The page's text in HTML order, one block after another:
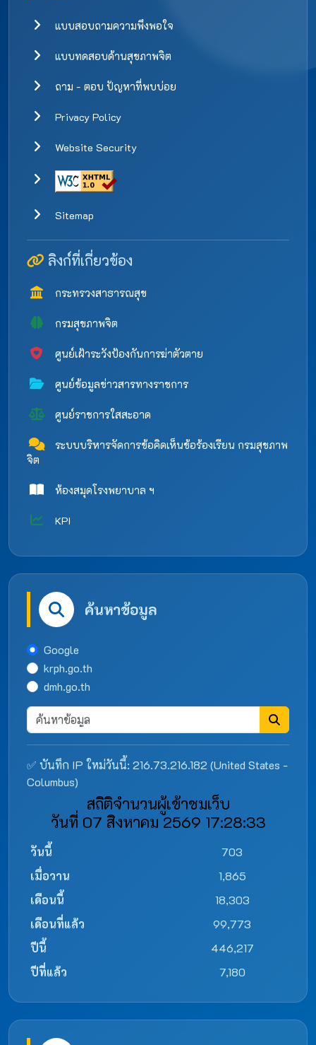
แบบสอบถามความพึงพอใจ
แบบทดสอบด้านสุขภาพจิต
ถาม - ตอบ ปัญหาที่พบบ่อย
Privacy Policy
Website Security
Sitemap
ลิงก์ที่เกี่ยวข้อง
กระทรวงสาธารณสุข
กรมสุขภาพจิต
ศูนย์เฝ้าระวังป้องกันการฆ่าตัวตาย
ศูนย์ข้อมูลข่าวสารทางราชการ
ศูนย์ราชการใสสะอาด
ระบบบริหารจัดการข้อคิดเห็นข้อร้องเรียน กรมสุขภาพ
จิต
ห้องสมุดโรงพยาบาล ฯ
KPI
ค้นหาข้อมูล
Google
krph.go.th
dmh.go.th
✅ บันทึก IP ใหม่วันนี้: 216.73.216.182 (United States -
Columbus)
สถิติจำนวนผู้เข้าชมเว็บ
วันที่ 07 สิงหาคม 2569 17:28:33
วันนี้
703
เมื่อวาน
1,865
เดือนนี้
18,303
เดือนที่แล้ว
99,773
ปีนี้
446,217
ปีที่แล้ว
7,180